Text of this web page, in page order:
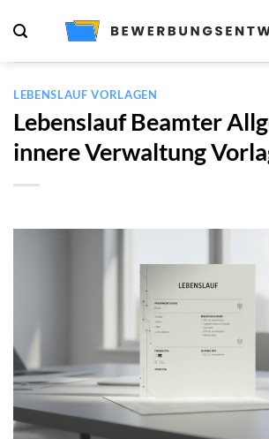
Inhalt
springen
LEBENSLAUF VORLAGEN
Lebenslauf Beamter
innere Verwaltung